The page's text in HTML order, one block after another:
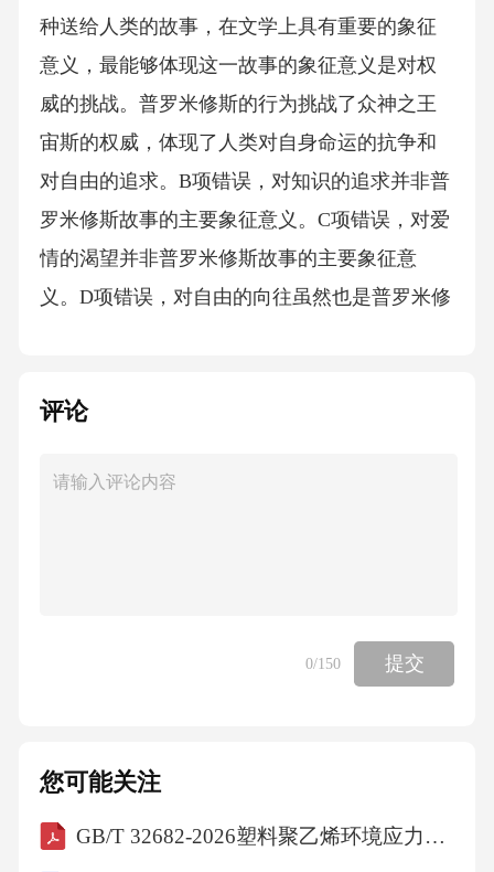
评论
0/150 提交
您可能关注
GB/T 32682-2026塑料聚乙烯环境应力开裂(ESC)的测定全缺口蠕变试验(FNCT)